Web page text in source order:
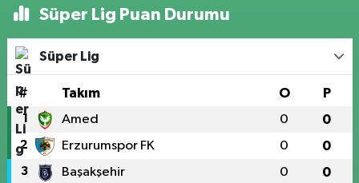
Süper Lig Puan Durumu
Süper Lig
# Takım O P
1 Amed 0 0
2 Erzurumspor FK 0 0
3 Başakşehir 0 0